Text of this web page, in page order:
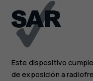
Este dispositivo
de exposición a